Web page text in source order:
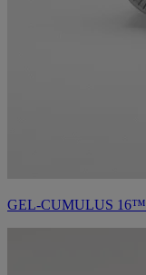
GEL-CUMULUS 16™